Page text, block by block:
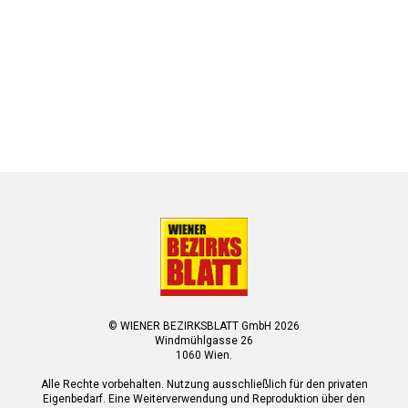
© WIENER BEZIRKSBLATT GmbH 2026
Windmühlgasse 26
1060 Wien.
Alle Rechte vorbehalten. Nutzung ausschließlich für den privaten
Eigenbedarf. Eine Weiterverwendung und Reproduktion über den